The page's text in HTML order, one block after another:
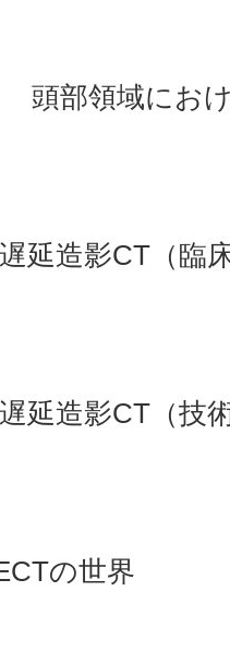
頭部領域にお
延造影CT（臨
延造影CT（技
の世界